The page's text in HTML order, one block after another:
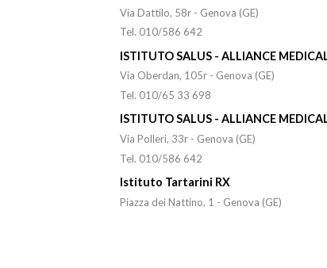
Via Dattilo, 58r - Genova (GE)
Tel. 010/586 642
ISTITUTO SALUS - ALLIANCE
Via Oberdan, 105r - Genova (GE)
Tel. 010/65 33 698
ISTITUTO SALUS - ALLIANCE
Via Polleri, 33r - Genova (GE)
Tel. 010/586 642
Istituto Tartarini RX
Piazza dei Nattino, 1 - Genova (GE)